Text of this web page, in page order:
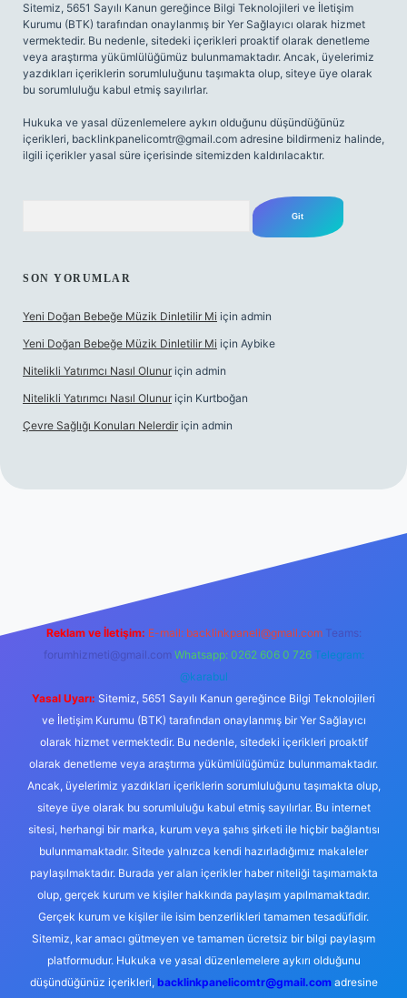
Sitemiz, 5651 Sayılı Kanun gereğince Bilgi Teknolojileri ve İletişim
Kurumu (BTK) tarafından onaylanmış bir Yer Sağlayıcı olarak hizmet
vermektedir. Bu nedenle, sitedeki içerikleri proaktif olarak denetleme
veya araştırma yükümlülüğümüz bulunmamaktadır. Ancak, üyelerimiz
yazdıkları içeriklerin sorumluluğunu taşımakta olup, siteye üye olarak
bu sorumluluğu kabul etmiş sayılırlar.
Hukuka ve yasal düzenlemelere aykırı olduğunu düşündüğünüz
içerikleri, backlinkpanelicomtr@gmail.com adresine bildirmeniz halinde,
ilgili içerikler yasal süre içerisinde sitemizden kaldırılacaktır.
SON YORUMLAR
Yeni Doğan Bebeğe Müzik Dinletilir Mi için admin
Yeni Doğan Bebeğe Müzik Dinletilir Mi için Aybike
Nitelikli Yatırımcı Nasıl Olunur için admin
Nitelikli Yatırımcı Nasıl Olunur için Kurtboğan
Çevre Sağlığı Konuları Nelerdir için admin
Reklam ve İletişim: E-mail: backlinkpaneli@gmail.com Teams:
forumhizmeti@gmail.com Whatsapp: 0262 606 0 726 Telegram:
@karabul
Yasal Uyarı: Sitemiz, 5651 Sayılı Kanun gereğince Bilgi Teknolojileri
ve İletişim Kurumu (BTK) tarafından onaylanmış bir Yer Sağlayıcı
olarak hizmet vermektedir. Bu nedenle, sitedeki içerikleri proaktif
olarak denetleme veya araştırma yükümlülüğümüz bulunmamaktadır.
Ancak, üyelerimiz yazdıkları içeriklerin sorumluluğunu taşımakta olup,
siteye üye olarak bu sorumluluğu kabul etmiş sayılırlar. Bu internet
sitesi, herhangi bir marka, kurum veya şahıs şirketi ile hiçbir bağlantısı
bulunmamaktadır. Sitede yalnızca kendi hazırladığımız makaleler
paylaşılmaktadır. Burada yer alan içerikler haber niteliği taşımamakta
olup, gerçek kurum ve kişiler hakkında paylaşım yapılmamaktadır.
Gerçek kurum ve kişiler ile isim benzerlikleri tamamen tesadüfidir.
Sitemiz, kar amacı gütmeyen ve tamamen ücretsiz bir bilgi paylaşım
platformudur. Hukuka ve yasal düzenlemelere aykırı olduğunu
düşündüğünüz içerikleri, backlinkpanelicomtr@gmail.comadresine